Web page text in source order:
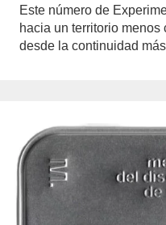
Este número de
hacia un territorio
desde la continuidad